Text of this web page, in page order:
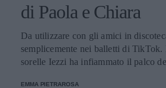
di Paola e Chiara
Da utilizzare con gli amici in
semplicemente nei balletti di TikTok.
sorelle Iezzi ha infiammato il palco
EMMA PIETRAROSA